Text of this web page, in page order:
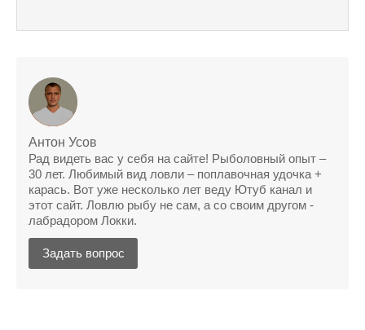
"удачный" прогноз клева, разочарован
Сегодняшний прогноз клева позволил мне
успешно поймать крупную щуку.
Прогноз клева на рыбалку на следующую
неделю обещает хорошие результаты.
Благодаря лунному календарю и прогнозу
клева, мой улов растет с каждым днем.
С приложением для Android, я всегда могу
Антон Усов
Рад видеть вас у себя на сайте! Рыболовный опыт –
30 лет. Любимый вид ловли – поплавочная удочка +
карась. Вот уже несколько лет веду Ютуб канал и
этот сайт. Ловлю рыбу не сам, а со своим другом -
лабрадором Локки.
Задать вопрос